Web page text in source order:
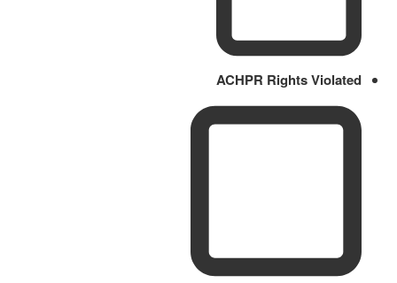
ACHPR Rights Violated